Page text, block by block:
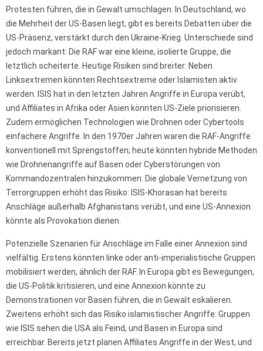
Protesten führen, die in Gewalt umschlagen. In Deutschland, wo
die Mehrheit der US-Basen liegt, gibt es bereits Debatten über die
US-Präsenz, verstärkt durch den Ukraine-Krieg. Unterschiede sind
jedoch markant: Die RAF war eine kleine, isolierte Gruppe, die
letztlich scheiterte. Heutige Risiken sind breiter: Neben
Linksextremen könnten Rechtsextreme oder Islamisten aktiv
werden. ISIS hat in den letzten Jahren Angriffe in Europa verübt,
und Affiliates in Afrika oder Asien könnten US-Ziele priorisieren.
Zudem ermöglichen Technologien wie Drohnen oder Cybertools
einfachere Angriffe. In den 1970er Jahren waren die RAF-Angriffe
konventionell mit Sprengstoffen; heute könnten hybride Methoden
wie Drohnenangriffe auf Basen oder Cyberstörungen von
Kommandozentralen hinzukommen. Die globale Vernetzung von
Terrorgruppen erhöht das Risiko: ISIS-Khorasan hat bereits
Anschläge außerhalb Afghanistans verübt, und eine US-Annexion
könnte als Provokation dienen.
Potenzielle Szenarien für Anschläge im Falle einer Annexion sind
vielfältig. Erstens könnten linke oder anti-imperialistische Gruppen
mobilisiert werden, ähnlich der RAF. In Europa gibt es Bewegungen,
die US-Politik kritisieren, und eine Annexion könnte zu
Demonstrationen vor Basen führen, die in Gewalt eskalieren.
Zweitens erhöht sich das Risiko islamistischer Angriffe: Gruppen
wie ISIS sehen die USA als Feind, und Basen in Europa sind
erreichbar. Bereits jetzt planen Affiliates Angriffe in der West, und